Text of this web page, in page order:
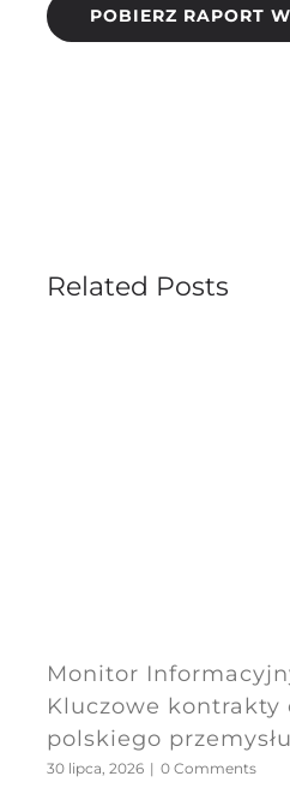
POBIERZ RAPORT
Related Posts
Monitor
Kluczowe kontrakty
polskiego
30 lipca, 2026 | 0 Comments